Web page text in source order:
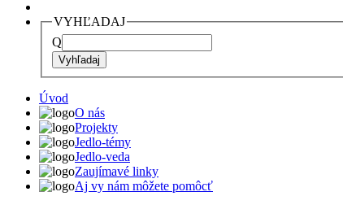
VYHĽADAJ
Q
Úvod
O nás
Projekty
Jedlo-témy
Jedlo-veda
Zaujímavé linky
Aj vy nám môžete pomôcť